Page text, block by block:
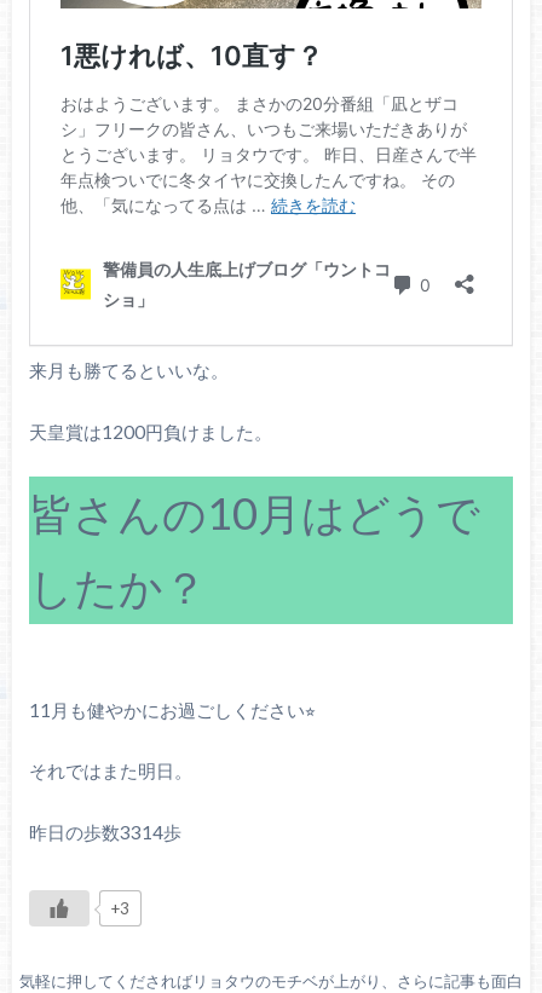
来月も勝てるといいな。
天皇賞は1200円負けました。
皆さんの10月はどうで
したか？
11月も健やかにお過ごしください⭐︎
それではまた明日。
昨日の歩数3314歩
+3
気軽に押してくださればリョタウのモチベが上がり、さらに記事も面白